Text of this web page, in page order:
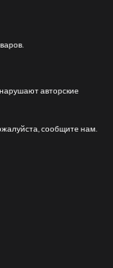
авторские
сообщите нам.